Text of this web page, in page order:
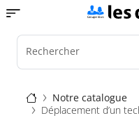
Aller
au
contenu
principal
Toggle navigation
Rechercher
Fil
d'Ariane
Notre catalogue